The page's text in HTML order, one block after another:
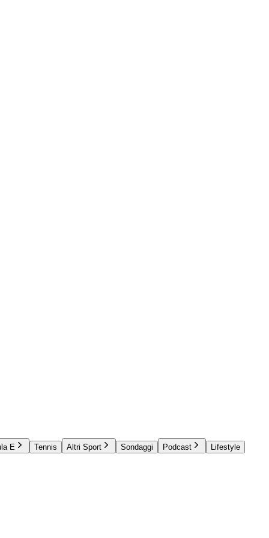
E Tennis Altri Sport Sondaggi Podcast Lifestyle